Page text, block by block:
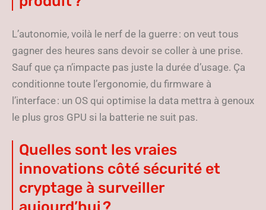
L’autonomie, voilà le nerf de la guerre : on veut tous
gagner des heures sans devoir se coller à une prise.
Sauf que ça n’impacte pas juste la durée d’usage. Ça
conditionne toute l’ergonomie, du firmware à
l’interface : un OS qui optimise la data mettra à genoux
le plus gros GPU si la batterie ne suit pas.
Quelles sont les vraies
innovations côté sécurité et
cryptage à surveiller